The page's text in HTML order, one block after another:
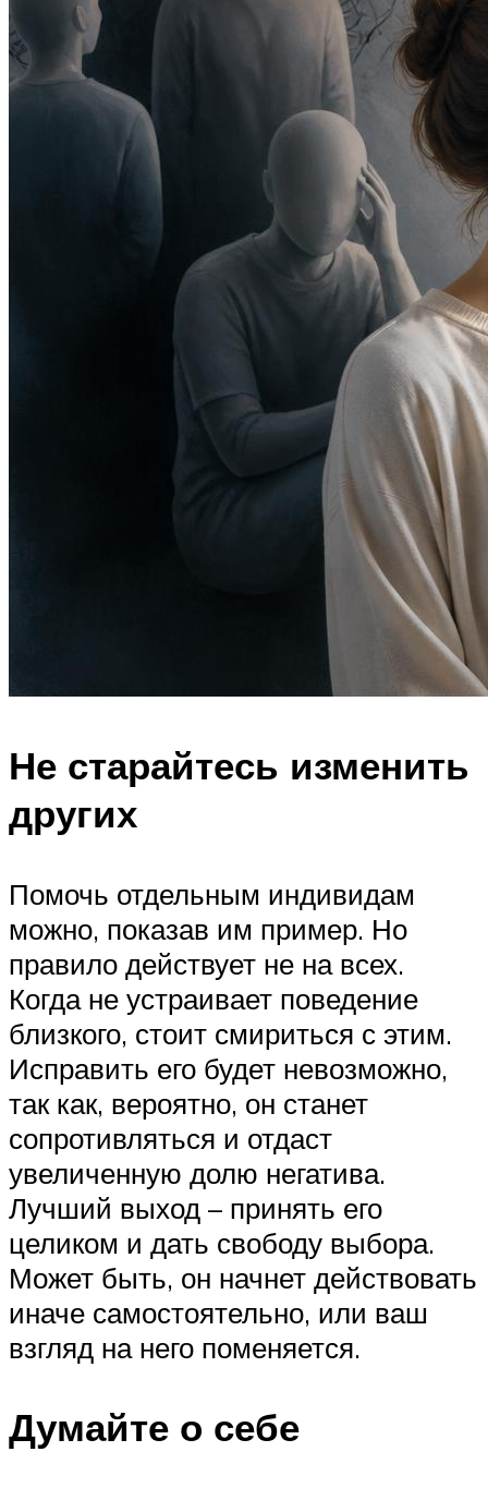
Не старайтесь изменить
других
Помочь отдельным индивидам
можно, показав им пример. Но
правило действует не на всех.
Когда не устраивает поведение
близкого, стоит смириться с этим.
Исправить его будет невозможно,
так как, вероятно, он станет
сопротивляться и отдаст
увеличенную долю негатива.
Лучший выход – принять его
целиком и дать свободу выбора.
Может быть, он начнет действовать
иначе самостоятельно, или ваш
взгляд на него поменяется.
Думайте о себе